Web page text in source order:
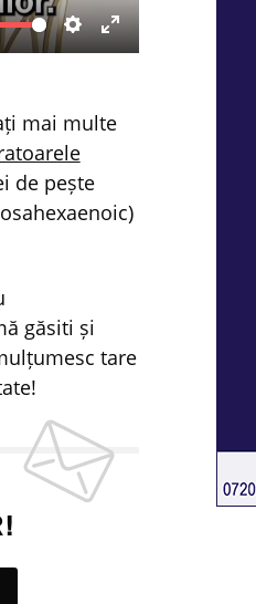
Settings
Enter
mai multe
de pește
găsiti și
tare